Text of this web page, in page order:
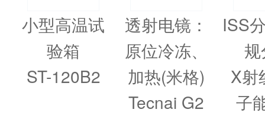
小型高温试
验箱
ST-120B2
透射电镜：
原位冷冻、
加热(米格)
Tecnai G2
ISS
X射
子